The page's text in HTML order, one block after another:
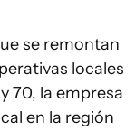
se remontan
locales
70, la empresa
en la región